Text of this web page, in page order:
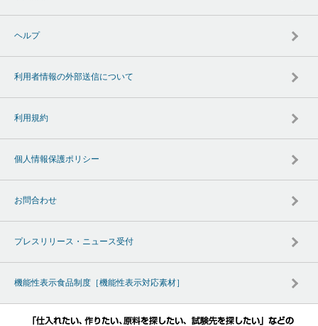
ヘルプ
利用者情報の外部送信について
利用規約
個人情報保護ポリシー
お問合わせ
プレスリリース・ニュース受付
機能性表示食品制度［機能性表示対応素材］